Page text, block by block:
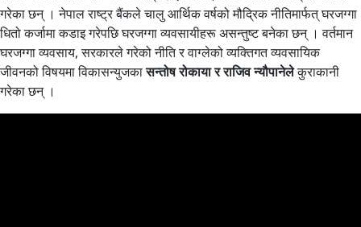
गरेका छन् । नेपाल राष्ट्र बैंकले चालु आर्थिक वर्षको मौद्रिक नीतिमार्फत् घरजग्गा
धितो कर्जामा कडाइ गरेपछि घरजग्गा व्यवसायीहरू असन्तुष्ट बनेका छन् । वर्तमान
घरजग्गा व्यवसाय, सरकारले गरेको नीति र वाग्लेको व्यक्तिगत व्यवसायिक
जीवनको विषयमा विकासन्युजकासन्तोष रोकाया र राजिव न्यौपानेलेकुराकानी
गरेका छन् ।